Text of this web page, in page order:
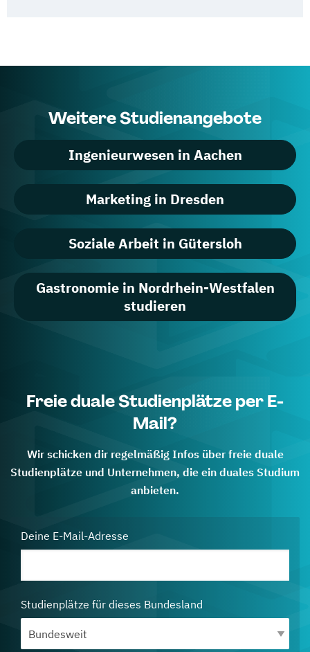
Weitere Studienangebote
Ingenieurwesen in Aachen
Marketing in Dresden
Soziale Arbeit in Gütersloh
Gastronomie in Nordrhein-Westfalen
studieren
Freie duale Studienplätze per E-
Mail?
Wir schicken dir regelmäßig Infos über freie duale
Studienplätze und Unternehmen, die ein duales Studium
anbieten.
Deine E-Mail-Adresse
Studienplätze für dieses Bundesland